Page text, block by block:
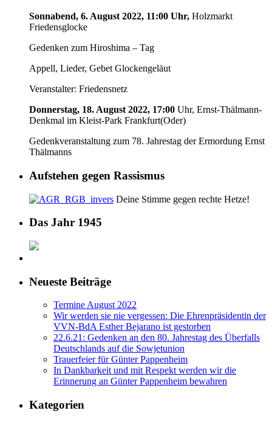
Sonnabend, 6. August 2022, 11:00 Uhr, Holzmarkt
Friedensglocke
Gedenken zum Hiroshima – Tag
Appell, Lieder, Gebet Glockengeläut
Veranstalter: Friedensnetz
Donnerstag, 18. August 2022, 17:00 Uhr, Ernst-Thälmann-
Denkmal im Kleist-Park Frankfurt(Oder)
Gedenkveranstaltung zum 78. Jahrestag der Ermordung Ernst
Thälmanns
Aufstehen gegen Rassismus
Deine Stimme gegen rechte Hetze!
Das Jahr 1945
Neueste Beiträge
Termine August 2022
Wir werden sie nie vergessen: Die Ehrenpräsidentin der
VVN-BdA Esther Bejarano ist gestorben
22.6.21: Gedenken an den 80. Jahrestag des Überfalls
Deutschlands auf die Sowjetunion
Trauerfeier für Günter Pappenheim
In Dankbarkeit und mit Respekt werden wir die
Erinnerung an Günter Pappenheim bewahren
Kategorien